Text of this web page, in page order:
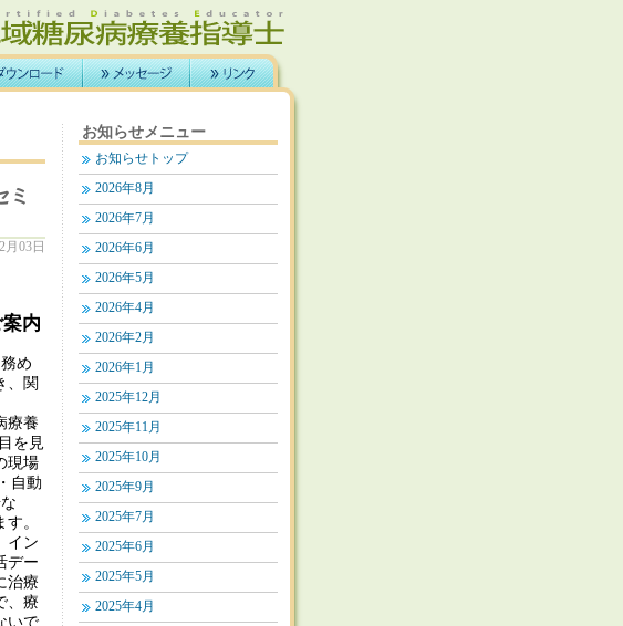
ミ
月03日
内
め
、関
療養
を見
現場
自動
。
イン
デー
治療
、療
いで
お知らせメニュー
お知らせトップ
2026年8月
2026年7月
2026年6月
2026年5月
2026年4月
2026年2月
2026年1月
2025年12月
2025年11月
2025年10月
2025年9月
2025年7月
2025年6月
2025年5月
2025年4月